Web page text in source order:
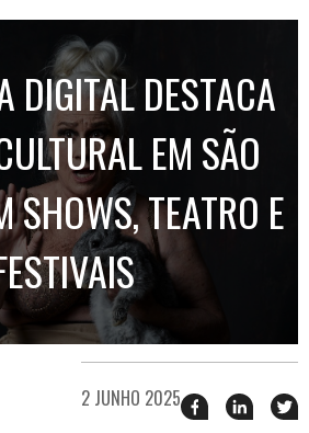
DIGITAL DESTACA
EM SÃO
SHOWS, TEATRO E
2 JUNHO 2025 Compartilhar
esse esse